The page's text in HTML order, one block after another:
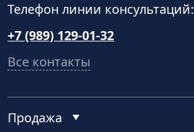
Телефон линии консультаций:
+7 (989) 129-01-32
Все контакты
Продажа